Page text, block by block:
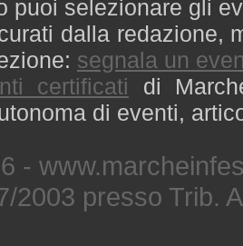
puoi selezionare gli
dalla redazione,
segnala un
certificati di
di eventi,
-
2003 presso Trib.